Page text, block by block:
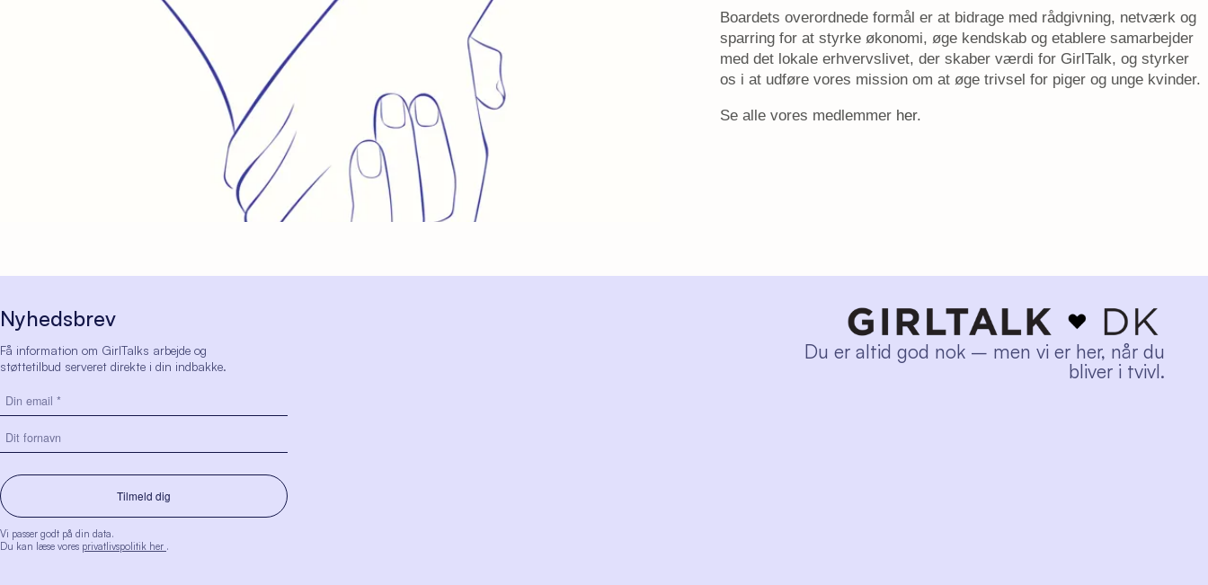
Boardets overordnede formål er at bidrage med rådgivning, netværk og
sparring for at styrke økonomi, øge kendskab og etablere samarbejder
med det lokale erhvervslivet, der skaber værdi for GirlTalk, og styrker
os i at udføre vores mission om at øge trivsel for piger og unge kvinder.
Se alle vores medlemmer her.
Nyhedsbrev
Få information om GirlTalks arbejde og
støttetilbud serveret direkte i din indbakke.
Vi passer godt på din data.
Du kan læse vores privatlivspolitik her .
Du er altid god nok – men vi er her, når du
bliver i tvivl.